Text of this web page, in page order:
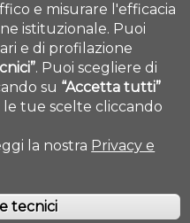
di Ateneo
Trasparente
noi
e misurare l'efficacia
istituzionale. Puoi
e di profilazione
. Puoi scegliere di
su “Accetta tutti”
tue scelte cliccando
la nostra Privacy e
tecnici